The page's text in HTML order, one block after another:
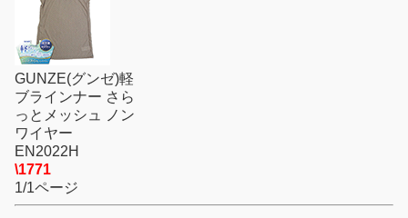
GUNZE(グンゼ)軽
ブラインナー さら
っとメッシュ ノン
ワイヤー
EN2022H
\1771
1/1ページ